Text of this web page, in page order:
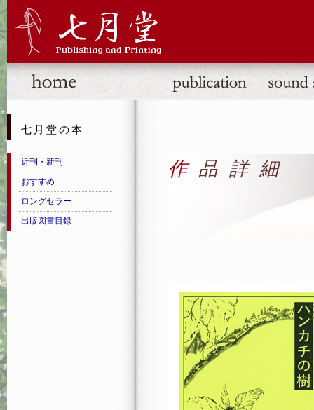
作品詳細
七月堂の本
近刊・新刊
おすすめ
ロングセラー
出版図書目録